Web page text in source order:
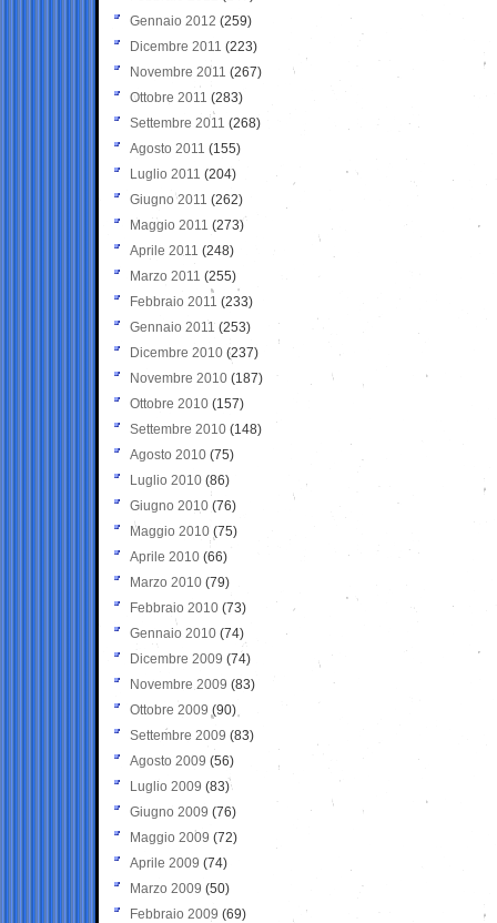
Gennaio 2012 (259)
Dicembre 2011 (223)
Novembre 2011 (267)
Ottobre 2011 (283)
Settembre 2011 (268)
Agosto 2011 (155)
Luglio 2011 (204)
Giugno 2011 (262)
Maggio 2011 (273)
Aprile 2011 (248)
Marzo 2011 (255)
Febbraio 2011 (233)
Gennaio 2011 (253)
Dicembre 2010 (237)
Novembre 2010 (187)
Ottobre 2010 (157)
Settembre 2010 (148)
Agosto 2010 (75)
Luglio 2010 (86)
Giugno 2010 (76)
Maggio 2010 (75)
Aprile 2010 (66)
Marzo 2010 (79)
Febbraio 2010 (73)
Gennaio 2010 (74)
Dicembre 2009 (74)
Novembre 2009 (83)
Ottobre 2009 (90)
Settembre 2009 (83)
Agosto 2009 (56)
Luglio 2009 (83)
Giugno 2009 (76)
Maggio 2009 (72)
Aprile 2009 (74)
Marzo 2009 (50)
Febbraio 2009 (69)